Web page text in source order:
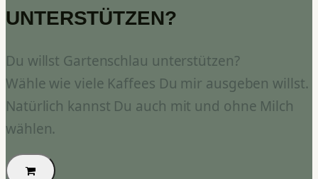
UNTERSTÜTZEN?
Du willst Gartenschlau unterstützen?
Wähle wie viele Kaffees Du mir ausgeben willst.
Natürlich kannst Du auch mit und ohne Milch
wählen.